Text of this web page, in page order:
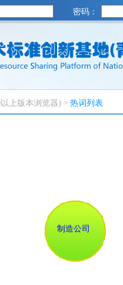
密码：
上版本浏览器) > 热词列表
制造公司